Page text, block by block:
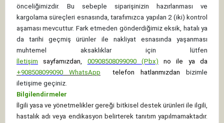
önceliğimizdir. Bu sebeple siparişinizin hazırlanması ve
kargolama süreçleri esnasında, tarafımızca yapılan 2 (iki) kontrol
aşaması mevcuttur. Fark etmeden gönderdiğimiz eksik, hatalı ya
da tarihi geçmiş ürünler ile nakliyat esnasında yaşanması
muhtemel aksaklıklar için lütfen
İletişim
sayfamızdan, 00908508099090 (Pbx) no ile ya da
+908508099090 WhatsApp telefon hatlarımızdan bizimle
iletişime geçiniz.
Bilgilendirmeler
İlgili yasa ve yönetmelikler gereği bitkisel destek ürünleri ile ilgili,
hastalık adı veya endikasyon belirterek tanıtım yapılmamaktadır.